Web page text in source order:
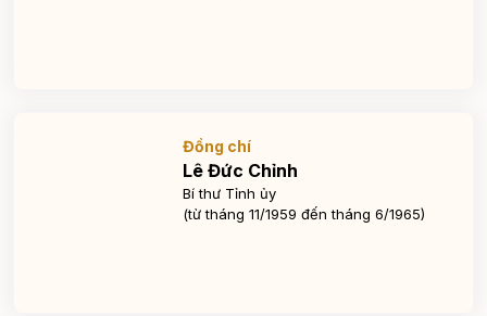
Đồng chí
Lê Đức Chỉnh
Bí thư Tỉnh ủy
(từ tháng 11/1959 đến tháng 6/1965)